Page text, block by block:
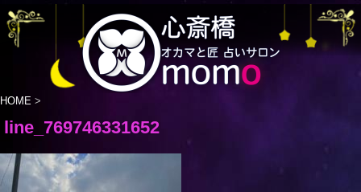
HOME >
line_769746331652